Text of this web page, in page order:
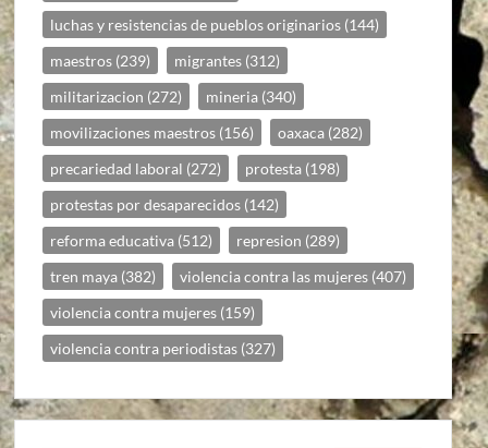
luchas y resistencias de pueblos originarios (144)
maestros (239) migrantes (312)
militarizacion (272) mineria (340)
movilizaciones maestros (156) oaxaca (282)
precariedad laboral (272) protesta (198)
protestas por desaparecidos (142)
reforma educativa (512) represion (289)
tren maya (382) violencia contra las mujeres (407)
violencia contra mujeres (159)
violencia contra periodistas (327)